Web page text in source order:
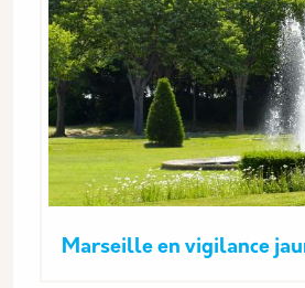
Marseille en vigilance